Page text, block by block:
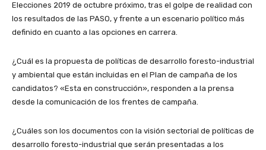
Elecciones 2019 de octubre próximo, tras el golpe de realidad con
los resultados de las PASO, y frente a un escenario político más
definido en cuanto a las opciones en carrera.
¿Cuál es la propuesta de políticas de desarrollo foresto-industrial
y ambiental que están incluidas en el Plan de campaña de los
candidatos? «Esta en construcción», responden a la prensa
desde la comunicación de los frentes de campaña.
¿Cuáles son los documentos con la visión sectorial de políticas de
desarrollo foresto-industrial que serán presentadas a los